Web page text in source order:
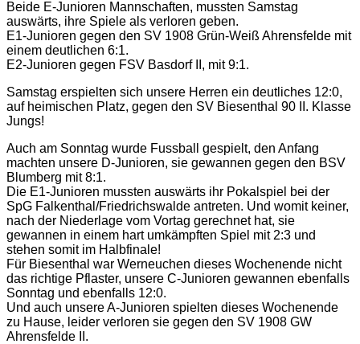
Beide E-Junioren Mannschaften, mussten Samstag
auswärts, ihre Spiele als verloren geben.
E1-Junioren gegen den SV 1908 Grün-Weiß Ahrensfelde mit
einem deutlichen 6:1.
E2-Junioren gegen FSV Basdorf II, mit 9:1.
Samstag erspielten sich unsere Herren ein deutliches 12:0,
auf heimischen Platz, gegen den SV Biesenthal 90 II. Klasse
Jungs!
Auch am Sonntag wurde Fussball gespielt, den Anfang
machten unsere D-Junioren, sie gewannen gegen den BSV
Blumberg mit 8:1.
Die E1-Junioren mussten auswärts ihr Pokalspiel bei der
SpG Falkenthal/Friedrichswalde antreten. Und womit keiner,
nach der Niederlage vom Vortag gerechnet hat, sie
gewannen in einem hart umkämpften Spiel mit 2:3 und
stehen somit im Halbfinale!
Für Biesenthal war Werneuchen dieses Wochenende nicht
das richtige Pflaster, unsere C-Junioren gewannen ebenfalls
Sonntag und ebenfalls 12:0.
Und auch unsere A-Junioren spielten dieses Wochenende
zu Hause, leider verloren sie gegen den SV 1908 GW
Ahrensfelde II.